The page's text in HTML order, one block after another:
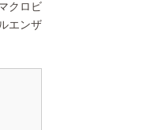
クロビ
エンザ